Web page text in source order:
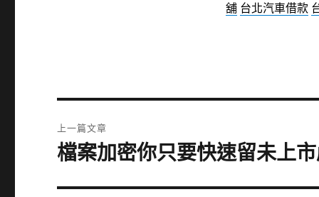
舖 台北汽車借款
章
上一篇文章
上
篇
檔案加密你只要快速留未上